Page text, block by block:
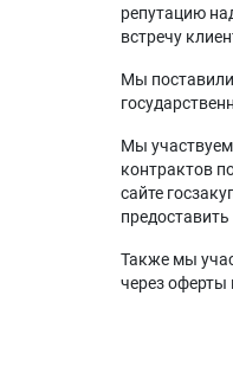
репутацию
встречу
Мы
Мы участвуем
контрактов
сайте
Также мы
через оферты